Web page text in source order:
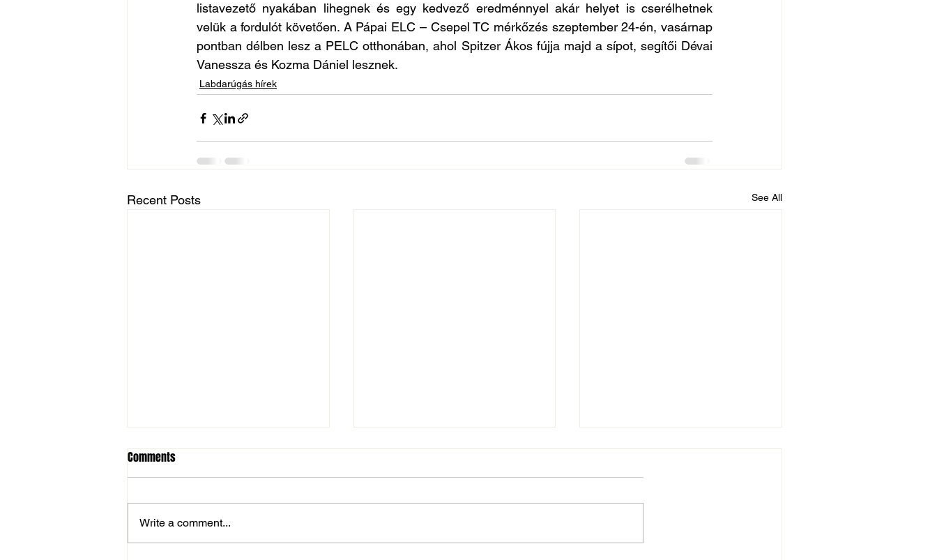
listavezető nyakában lihegnek és egy kedvező eredménnyel akár helyet is cserélhetnek
velük a fordulót követően. A Pápai ELC – Csepel TC mérkőzés szeptember 24-én, vasárnap
pontban délben lesz a PELC otthonában, ahol Spitzer Ákos fújja majd a sípot, segítői Dévai
Vanessza és Kozma Dániel lesznek.
Labdarúgás hírek
Recent Posts See All
Comments
Write a comment...